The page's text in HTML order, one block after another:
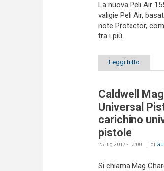
La nuova Peli Air
valigie Peli Air,
note Protector,
tra i più...
Leggi tutto
Caldwell
Universal
carichino
pistole
25 lug 2017 - 13:00 di
Si chiama Mag